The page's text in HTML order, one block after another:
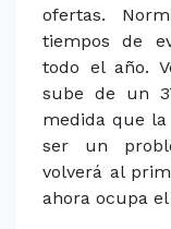
ofertas.
tiempos de
todo el año.
sube de un
medida que la
ser un
volverá al
ahora ocupa